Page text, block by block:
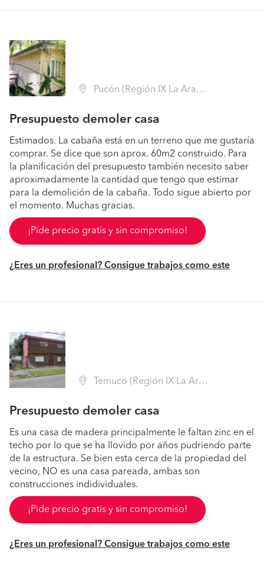
Pucón (Región IX La Araucanía - Cautín)
Presupuesto demoler casa
Estimados. La cabaña está en un terreno que me gustaría
comprar. Se dice que son aprox. 60m2 construido. Para
la planificación del presupuesto también necesito saber
aproximadamente la cantidad que tengo que estimar
para la demolición de la cabaña. Todo sigue abierto por
el momento. Muchas gracias.
¡Pide precio gratis y sin compromiso!
¿Eres un profesional? Consigue trabajos como este
Temuco (Región IX La Araucanía - Cautín)
Presupuesto demoler casa
Es una casa de madera principalmente le faltan zinc en el
techo por lo que se ha llovido por años pudriendo parte
de la estructura. Se bien esta cerca de la propiedad del
vecino, NO es una casa pareada, ambas son
construcciones indidividuales.
¡Pide precio gratis y sin compromiso!
¿Eres un profesional? Consigue trabajos como este